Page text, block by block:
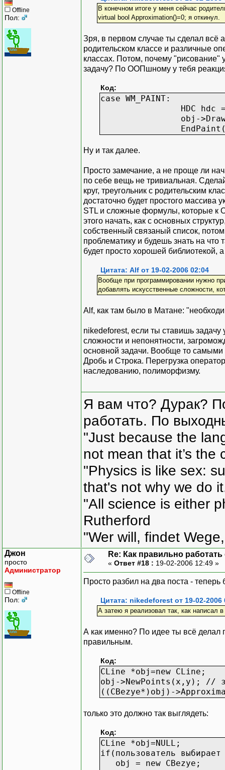
Offline
Пол:
В конечном итоге у меня сейчас
virtual bool Approximation()=0; я откинул.
Зря, в первом случае ты сделал
родительском классе и различные
классах. Потом, почему "рисование"
задачу? По ООПшному у тебя
Код:
case WM_PAINT:
HDC hdc
obj-
Ну и так далее.
Просто замечание, а не проще ли
по себе вещь не тривиальная.
круг, треугольник с родительским
достаточно будет простого
STL и сложные формулы, которые к
этого начать, как с основных
собственный связаный список,
проблематику и будешь знать на что
будет просто хорошей библиотекой,
Цитата: Alf от 19-02-2006 02:04
Вообще при программировании нужно
добавлять искусственные сложности,
Alf, как там было в Матане:
nikedeforest, если ты ставишь
сложности и непонятности,
основной задачи. Вообще то
Дробь и Строка. Перегрузка
наследованию, полиморфизму.
Я вам что? Дурак?
работать. По
"Just because the
not mean that it’s the
"Physics is like sex:
that's not why we do
"All science is either
Rutherford
"Wer will, findet
Джон
просто
Администратор
Offline
Пол:
Re: Как правильно
« Ответ #18 : 19-02-2006 12:49 »
Просто разбил на два поста - теперь
Цитата: nikedeforest от 19-02-2006
А затею я реализовал так, как написал
А как именно? По идее ты всё делал
правильным.
Код:
СLine *obj=new CLine;
obj->NewPoints(x,y); //
((СBezye*)obj)-
только это должно так выглядеть:
Код:
СLine *obj=NULL;
if(пользователь выбирает
obj = new CBezye;